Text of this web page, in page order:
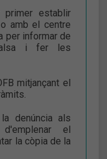
primer establir
amb el centre
per informar de
i fer les
mitjançant el
denúncia als
el
la còpia de la